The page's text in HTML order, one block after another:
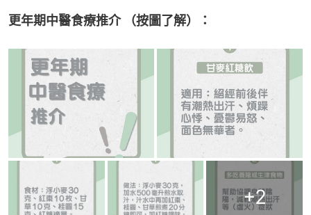
更年期中醫食療推介 （按圖了解）：
+2